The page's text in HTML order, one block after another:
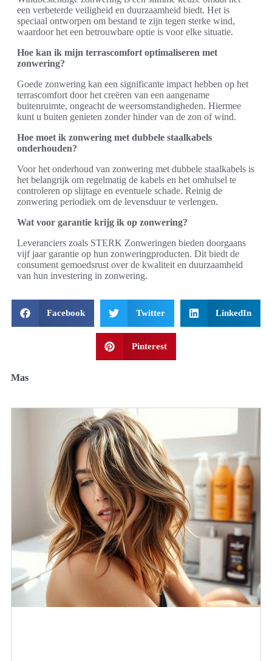
een verbeterde veiligheid en duurzaamheid biedt. Het is
speciaal ontworpen om bestand te zijn tegen sterke wind,
waardoor het een betrouwbare optie is voor elke situatie.
Hoe kan ik mijn terrascomfort optimaliseren met
zonwering?
Goede zonwering kan een significante impact hebben op het
terrascomfort door het creëren van een aangename
buitenruimte, ongeacht de weersomstandigheden. Hiermee
kunt u buiten genieten zonder hinder van de zon of wind.
Hoe moet ik zonwering met dubbele staalkabels
onderhouden?
Voor het onderhoud van zonwering met dubbele staalkabels is
het belangrijk om regelmatig de kabels en het omhulsel te
controleren op slijtage en eventuele schade. Reinig de
zonwering periodiek om de levensduur te verlengen.
Wat voor garantie krijg ik op zonwering?
Leveranciers zoals STERK Zonweringen bieden doorgaans
vijf jaar garantie op hun zonweringproducten. Dit biedt de
consument gemoedsrust over de kwaliteit en duurzaamheid
van hun investering in zonwering.
Facebook Twitter LinkedIn
Pinterest
Mas